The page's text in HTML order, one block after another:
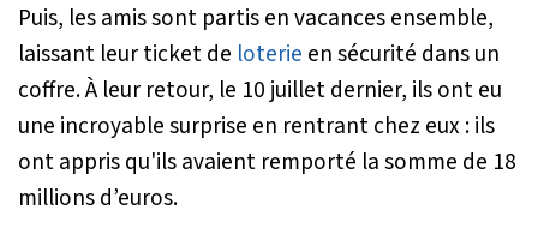
Puis, les amis sont partis en vacances ensemble,
laissant leur ticket de loterie en sécurité dans un
coffre. À leur retour, le 10 juillet dernier, ils ont eu
une incroyable surprise en rentrant chez eux : ils
ont appris qu'ils avaient remporté la somme de 18
millions d’euros.